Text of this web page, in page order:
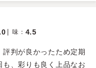
味 ： 4.5
判が良かったため定期
、彩りも良く上品なお